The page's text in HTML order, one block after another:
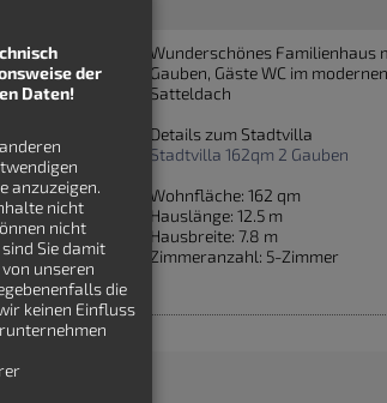
Wunderschönes Familienhaus
Gauben, Gäste WC im
Satteldach
Details zum Stadtvilla
Stadtvilla 162qm 2 Gauben
Wohnfläche: 162 qm
Hauslänge: 12.5 m
Hausbreite: 7.8 m
Zimmeranzahl: 5-Zimmer
der
Daten!
anzuzeigen.
nicht
nicht
sind Sie damit
unseren
die
keinen Einfluss